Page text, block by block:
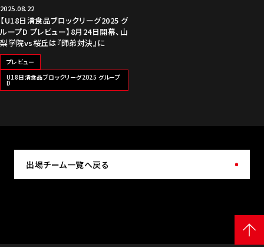
2025.08.22
【U18日清食品ブロックリーグ2025 グ
ループD プレビュー】8月24日開幕、山
梨学院vs桜丘は『師弟対決』に
プレビュー
U18日清食品ブロックリーグ2025 グループ
D
出場チーム一覧へ戻る